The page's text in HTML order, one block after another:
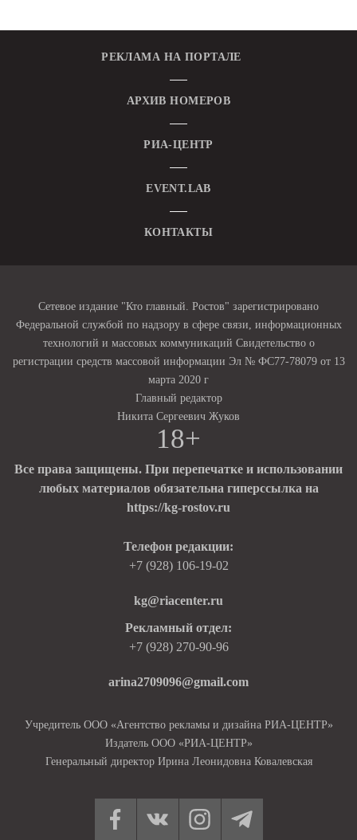
РЕКЛАМА НА ПОРТАЛЕ
АРХИВ НОМЕРОВ
РИА-ЦЕНТР
EVENT.LAB
КОНТАКТЫ
Сетевое издание "Кто главный. Ростов" зарегистрировано
Федеральной службой по надзору в сфере связи, информационных
технологий и массовых коммуникаций Свидетельство о
регистрации средств массовой информации Эл № ФС77-78079 от 13
марта 2020 г
Главный редактор
Никита Сергеевич Жуков
18+
Все права защищены. При перепечатке и использовании
любых материалов обязательна гиперссылка на
https://kg-rostov.ru
Телефон редакции:
+7 (928) 106-19-02
kg@riacenter.ru
Рекламный отдел:
+7 (928) 270-90-96
arina2709096@gmail.com
Учредитель ООО «Агентство рекламы и дизайна РИА-ЦЕНТР»
Издатель ООО «РИА-ЦЕНТР»
Генеральный директор Ирина Леонидовна Ковалевская